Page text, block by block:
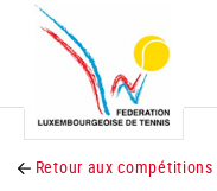
Retour aux compétitions